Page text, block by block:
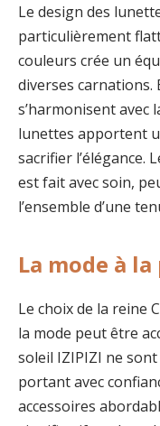
Le design des
particulièrement
couleurs crée un
diverses carnations.
s’harmonisent avec
lunettes apportent
sacrifier l’élégance.
est fait avec soin,
l’ensemble d’une
La mode à
Le choix de la reine
la mode peut être
soleil IZIPIZI ne
portant avec
accessoires